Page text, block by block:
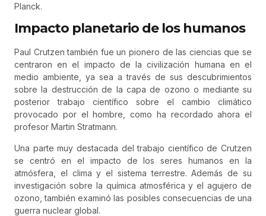
Planck.
Impacto planetario de los humanos
Paul Crutzen también fue un pionero de las ciencias que se
centraron en el impacto de la civilización humana en el
medio ambiente, ya sea a través de sus descubrimientos
sobre la destrucción de la capa de ozono o mediante su
posterior trabajo científico sobre el cambio climático
provocado por el hombre, como ha recordado ahora el
profesor Martin Stratmann.
Una parte muy destacada del trabajo científico de Crutzen
se centró en el impacto de los seres humanos en la
atmósfera, el clima y el sistema terrestre. Además de su
investigación sobre la química atmosférica y el agujero de
ozono, también examinó las posibles consecuencias de una
guerra nuclear global.